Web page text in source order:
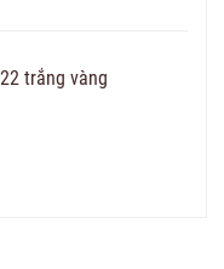
trắng vàng